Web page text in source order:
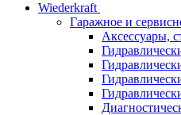
Wiederkraft
Гаражное и
Аксессуары,